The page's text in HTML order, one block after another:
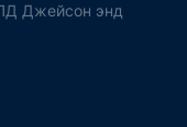
Джейсон энд